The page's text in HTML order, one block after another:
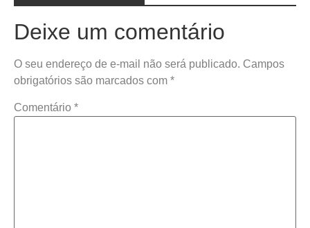
Deixe um comentário
O seu endereço de e-mail não será publicado. Campos
obrigatórios são marcados com *
Comentário *